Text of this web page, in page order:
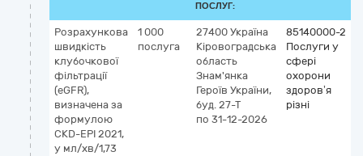
ПОСЛУГ:
Розрахункова
швидкість
клубочкової
фільтрації
(eGFR),
визначена за
формулою
CKD-EPI 2021,
у мл/хв/1,73
1 000
послуга
27400 Україна
Кіровоградська
область
Знам'янка
Героїв України,
буд. 27-Т
по 31-12-2026
85140000-2
Послуги у
сфері
охорони
здоров’я
різні